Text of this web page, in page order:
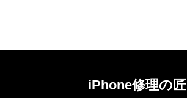
iPhone修理の匠